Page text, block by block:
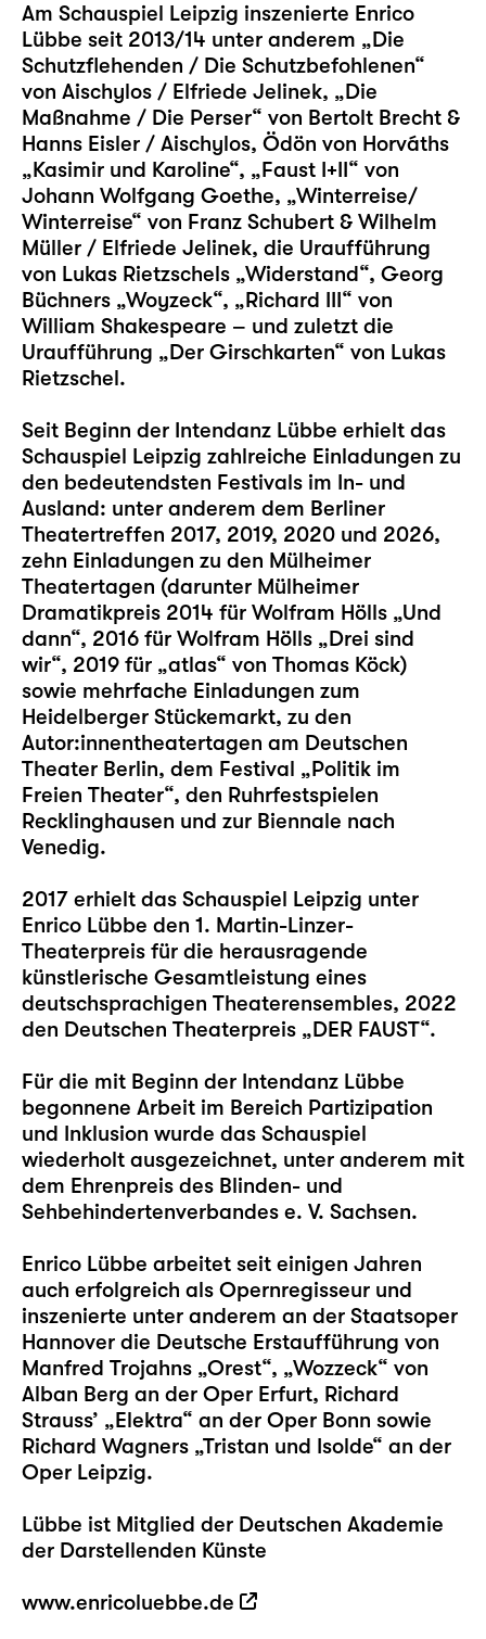
Am Schauspiel Leipzig inszenierte Enrico
Lübbe seit 2013/14 unter anderem „Die
Schutzflehenden / Die Schutzbefohlenen“
von Aischylos / Elfriede Jelinek, „Die
Maßnahme / Die Perser“ von Bertolt Brecht &
Hanns Eisler / Aischylos, Ödön von Horváths
„Kasimir und Karoline“, „Faust I+II“ von
Johann Wolfgang Goethe, „Winterreise/
Winterreise“ von Franz Schubert & Wilhelm
Müller / Elfriede Jelinek, die Uraufführung
von Lukas Rietzschels „Widerstand“, Georg
Büchners „Woyzeck“, „Richard III“ von
William Shakespeare – und zuletzt die
Uraufführung „Der Girschkarten“ von Lukas
Rietzschel.
Seit Beginn der Intendanz Lübbe erhielt das
Schauspiel Leipzig zahlreiche Einladungen zu
den bedeutendsten Festivals im In- und
Ausland: unter anderem dem Berliner
Theatertreffen 2017, 2019, 2020 und 2026,
zehn Einladungen zu den Mülheimer
Theatertagen (darunter Mülheimer
Dramatikpreis 2014 für Wolfram Hölls „Und
dann“, 2016 für Wolfram Hölls „Drei sind
wir“, 2019 für „atlas“ von Thomas Köck)
sowie mehrfache Einladungen zum
Heidelberger Stückemarkt, zu den
Autor:innentheatertagen am Deutschen
Theater Berlin, dem Festival „Politik im
Freien Theater“, den Ruhrfestspielen
Recklinghausen und zur Biennale nach
Venedig.
2017 erhielt das Schauspiel Leipzig unter
Enrico Lübbe den 1. Martin-Linzer-
Theaterpreis für die herausragende
künstlerische Gesamtleistung eines
deutschsprachigen Theaterensembles, 2022
den Deutschen Theaterpreis „DER FAUST“.
Für die mit Beginn der Intendanz Lübbe
begonnene Arbeit im Bereich Partizipation
und Inklusion wurde das Schauspiel
wiederholt ausgezeichnet, unter anderem mit
dem Ehrenpreis des Blinden- und
Sehbehindertenverbandes e. V. Sachsen.
Enrico Lübbe arbeitet seit einigen Jahren
auch erfolgreich als Opernregisseur und
inszenierte unter anderem an der Staatsoper
Hannover die Deutsche Erstaufführung von
Manfred Trojahns „Orest“, „Wozzeck“ von
Alban Berg an der Oper Erfurt, Richard
Strauss’ „Elektra“ an der Oper Bonn sowie
Richard Wagners „Tristan und Isolde“ an der
Oper Leipzig.
Lübbe ist Mitglied der Deutschen Akademie
der Darstellenden Künste
www.enricoluebbe.de